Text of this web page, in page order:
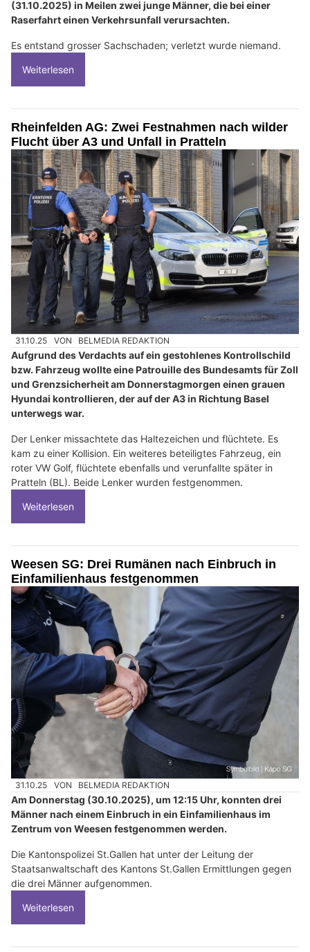
(31.10.2025) in Meilen zwei junge Männer, die bei einer
Raserfahrt einen Verkehrsunfall verursachten.
Es entstand grosser Sachschaden; verletzt wurde niemand.
Weiterlesen
Rheinfelden AG: Zwei Festnahmen nach wilder
Flucht über A3 und Unfall in Pratteln
31.10.25 VON BELMEDIA REDAKTION
Aufgrund des Verdachts auf ein gestohlenes Kontrollschild
bzw. Fahrzeug wollte eine Patrouille des Bundesamts für Zoll
und Grenzsicherheit am Donnerstagmorgen einen grauen
Hyundai kontrollieren, der auf der A3 in Richtung Basel
unterwegs war.
Der Lenker missachtete das Haltezeichen und flüchtete. Es
kam zu einer Kollision. Ein weiteres beteiligtes Fahrzeug, ein
roter VW Golf, flüchtete ebenfalls und verunfallte später in
Pratteln (BL). Beide Lenker wurden festgenommen.
Weiterlesen
Weesen SG: Drei Rumänen nach Einbruch in
Einfamilienhaus festgenommen
31.10.25 VON BELMEDIA REDAKTION
Am Donnerstag (30.10.2025), um 12:15 Uhr, konnten drei
Männer nach einem Einbruch in ein Einfamilienhaus im
Zentrum von Weesen festgenommen werden.
Die Kantonspolizei St.Gallen hat unter der Leitung der
Staatsanwaltschaft des Kantons St.Gallen Ermittlungen gegen
die drei Männer aufgenommen.
Weiterlesen